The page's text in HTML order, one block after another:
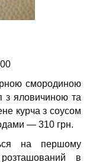
смородиною
з яловичиною та
курча з соусом
— 310 грн.
на першому
в